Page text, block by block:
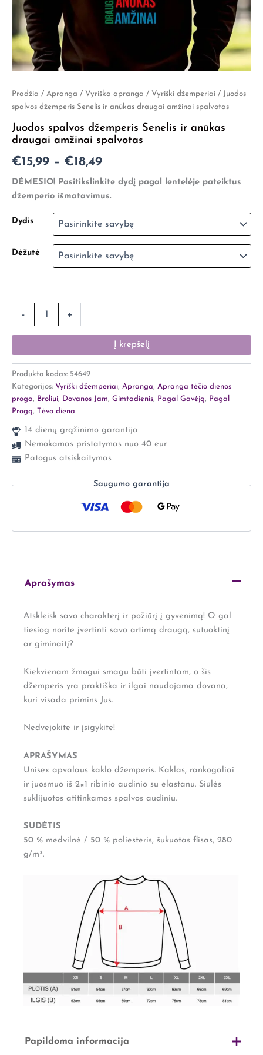
Pradžia / Apranga / Vyriška apranga / Vyriški džemperiai / Juodos
spalvos džemperis Senelis ir anūkas draugai amžinai spalvotas
Juodos spalvos džemperis Senelis ir anūkas
draugai amžinai spalvotas
€15,99 – €18,49
Price
€15,99
through
€18,49
DĖMESIO! Pasitikslinkite dydį pagal lentelėje pateiktus
džemperio išmatavimus.
Dydis
Dėžutė
-
produkto
kiekis:
spalvos
džemperis
ir
anūkas
draugai
amžinai
+
Į krepšelį
Produkto kodas: 54649
Kategorijos: Vyriški džemperiai, Apranga, Apranga tėčio dienos
proga, Broliui, Dovanos Jam, Gimtadienis, Pagal Gavėją, Pagal
Progą, Tėvo diena
14 dienų grąžinimo garantija
Nemokamas pristatymas nuo 40 eur
Patogus atsiskaitymas
Saugumo garantija
Aprašymas
Atskleisk savo charakterį ir požiūrį į gyvenimą! O gal
tiesiog norite įvertinti savo artimą draugą, sutuoktinį
ar giminaitį?
Kiekvienam žmogui smagu būti įvertintam, o šis
džemperis yra praktiška ir ilgai naudojama dovana,
kuri visada primins Jus.
Nedvejokite ir įsigykite!
APRAŠYMAS
Unisex apvalaus kaklo džemperis. Kaklas, rankogaliai
ir juosmuo iš 2×1 ribinio audinio su elastanu. Siūlės
suklijuotos atitinkamos spalvos audiniu.
SUDĖTIS
50 % medvilnė / 50 % poliesteris, šukuotas flisas, 280
g/m².
Papildoma informacija